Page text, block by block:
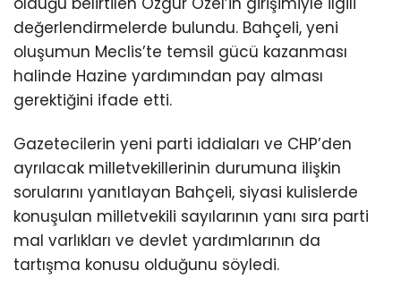
değerlendirmelerde bulundu. Bahçeli, yeni
oluşumun Meclis’te temsil gücü kazanması
halinde Hazine yardımından pay alması
gerektiğini ifade etti.
Gazetecilerin yeni parti iddiaları ve CHP’den
ayrılacak milletvekillerinin durumuna ilişkin
sorularını yanıtlayan Bahçeli, siyasi kulislerde
konuşulan milletvekili sayılarının yanı sıra parti
mal varlıkları ve devlet yardımlarının da
tartışma konusu olduğunu söyledi.